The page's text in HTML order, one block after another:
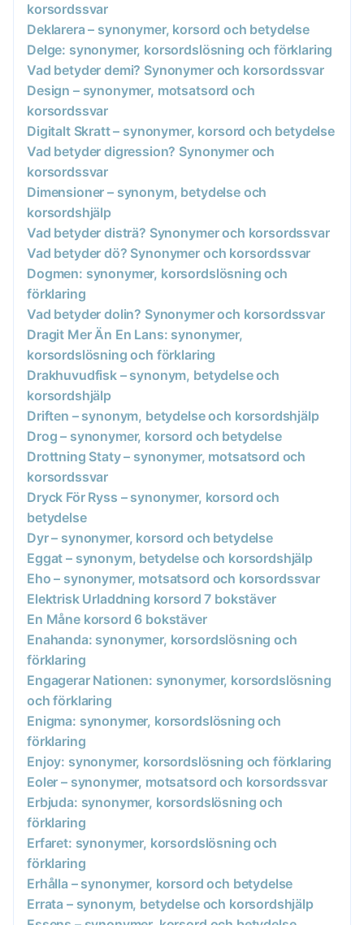
korsordssvar
Deklarera – synonymer, korsord och betydelse
Delge: synonymer, korsordslösning och förklaring
Vad betyder demi? Synonymer och korsordssvar
Design – synonymer, motsatsord och
korsordssvar
Digitalt Skratt – synonymer, korsord och betydelse
Vad betyder digression? Synonymer och
korsordssvar
Dimensioner – synonym, betydelse och
korsordshjälp
Vad betyder disträ? Synonymer och korsordssvar
Vad betyder dö? Synonymer och korsordssvar
Dogmen: synonymer, korsordslösning och
förklaring
Vad betyder dolin? Synonymer och korsordssvar
Dragit Mer Än En Lans: synonymer,
korsordslösning och förklaring
Drakhuvudfisk – synonym, betydelse och
korsordshjälp
Driften – synonym, betydelse och korsordshjälp
Drog – synonymer, korsord och betydelse
Drottning Staty – synonymer, motsatsord och
korsordssvar
Dryck För Ryss – synonymer, korsord och
betydelse
Dyr – synonymer, korsord och betydelse
Eggat – synonym, betydelse och korsordshjälp
Eho – synonymer, motsatsord och korsordssvar
Elektrisk Urladdning korsord 7 bokstäver
En Måne korsord 6 bokstäver
Enahanda: synonymer, korsordslösning och
förklaring
Engagerar Nationen: synonymer, korsordslösning
och förklaring
Enigma: synonymer, korsordslösning och
förklaring
Enjoy: synonymer, korsordslösning och förklaring
Eoler – synonymer, motsatsord och korsordssvar
Erbjuda: synonymer, korsordslösning och
förklaring
Erfaret: synonymer, korsordslösning och
förklaring
Erhålla – synonymer, korsord och betydelse
Errata – synonym, betydelse och korsordshjälp